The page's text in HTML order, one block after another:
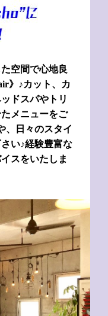
空間で心地良
》♪カット、カ
ドスパやトリ
メニューをご
、日々のスタイ
い♪経験豊富な
スをいたしま